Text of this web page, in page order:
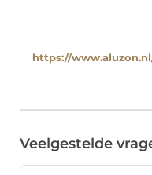
https://
Veelgestelde